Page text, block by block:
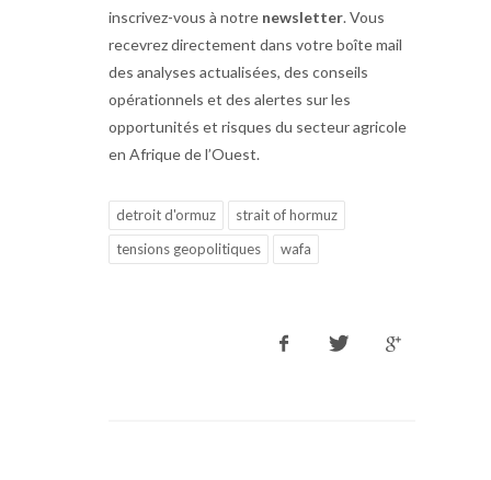
inscrivez-vous à notre newsletter. Vous
recevrez directement dans votre boîte mail
des analyses actualisées, des conseils
opérationnels et des alertes sur les
opportunités et risques du secteur agricole
en Afrique de l’Ouest.
detroit d'ormuz
strait of hormuz
tensions geopolitiques
wafa